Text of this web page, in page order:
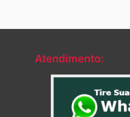
Atendimento: